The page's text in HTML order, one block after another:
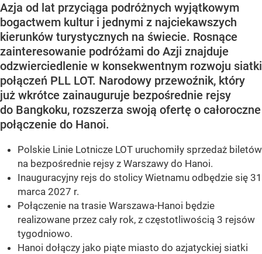
Azja od lat przyciąga podróżnych wyjątkowym
bogactwem kultur i jednymi z najciekawszych
kierunków turystycznych na świecie. Rosnące
zainteresowanie podróżami do Azji znajduje
odzwierciedlenie w konsekwentnym rozwoju siatki
połączeń PLL LOT. Narodowy przewoźnik, który
już wkrótce zainauguruje bezpośrednie rejsy
do Bangkoku, rozszerza swoją ofertę o całoroczne
połączenie do Hanoi.
Polskie Linie Lotnicze LOT uruchomiły sprzedaż biletów
na bezpośrednie rejsy z Warszawy do Hanoi.
Inauguracyjny rejs do stolicy Wietnamu odbędzie się 31
marca 2027 r.
Połączenie na trasie Warszawa-Hanoi będzie
realizowane przez cały rok, z częstotliwością 3 rejsów
tygodniowo.
Hanoi dołączy jako piąte miasto do azjatyckiej siatki